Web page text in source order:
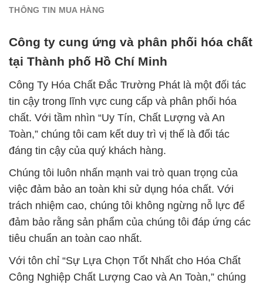
THÔNG TIN MUA HÀNG
Công ty cung ứng và phân phối hóa chất
tại Thành phố Hồ Chí Minh
Công Ty Hóa Chất Đắc Trường Phát là một đối tác
tin cậy trong lĩnh vực cung cấp và phân phối hóa
chất. Với tầm nhìn “Uy Tín, Chất Lượng và An
Toàn,” chúng tôi cam kết duy trì vị thế là đối tác
đáng tin cậy của quý khách hàng.
Chúng tôi luôn nhấn mạnh vai trò quan trọng của
việc đảm bảo an toàn khi sử dụng hóa chất. Với
trách nhiệm cao, chúng tôi không ngừng nỗ lực để
đảm bảo rằng sản phẩm của chúng tôi đáp ứng các
tiêu chuẩn an toàn cao nhất.
Với tôn chỉ “Sự Lựa Chọn Tốt Nhất cho Hóa Chất
Công Nghiệp Chất Lượng Cao và An Toàn,” chúng